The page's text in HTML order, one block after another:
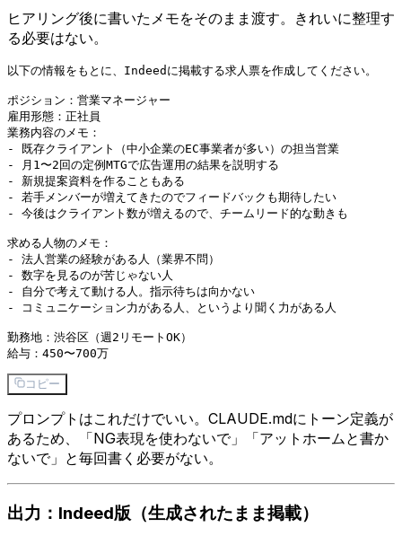
ヒアリング後に書いたメモをそのまま渡す。きれいに整理す
る必要はない。
以下の情報をもとに、Indeedに掲載する求人票を作成してください。
ポジション：営業マネージャー
雇用形態：正社員
業務内容のメモ：
- 既存クライアント（中小企業のEC事業者が多い）の担当営業
- 月1〜2回の定例MTGで広告運用の結果を説明する
- 新規提案資料を作ることもある
- 若手メンバーが増えてきたのでフィードバックも期待したい
- 今後はクライアント数が増えるので、チームリード的な動きも
求める人物のメモ：
- 法人営業の経験がある人（業界不問）
- 数字を見るのが苦じゃない人
- 自分で考えて動ける人。指示待ちは向かない
- コミュニケーション力がある人、というより聞く力がある人
勤務地：渋谷区（週2リモートOK）
コピー
プロンプトはこれだけでいい。CLAUDE.mdにトーン定義が
あるため、「NG表現を使わないで」「アットホームと書か
ないで」と毎回書く必要がない。
出力：Indeed版（生成されたまま掲載）